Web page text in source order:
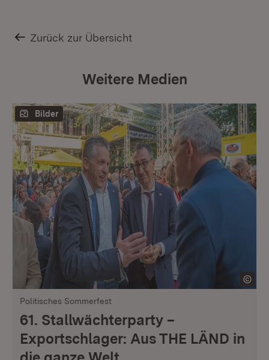
Zurück zur Übersicht
Weitere Medien
Bilder
Politisches Sommerfest
61. Stallwächterparty –
Exportschlager: Aus THE LÄND in